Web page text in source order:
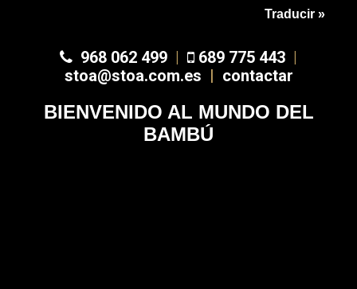
968 062 499 | 689 775 443 |
stoa@stoa.com.es | contactar
BIENVENIDO AL MUNDO DEL
BAMBÚ
Traducir »